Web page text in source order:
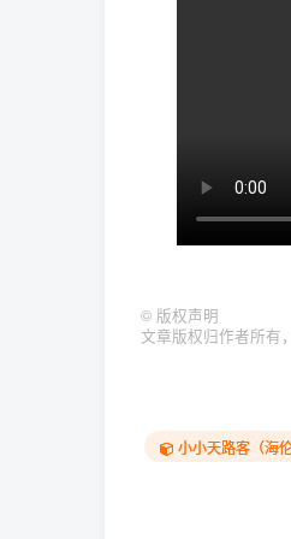
© 版权声明
文章版权归作者所有
小小天路客（海伦